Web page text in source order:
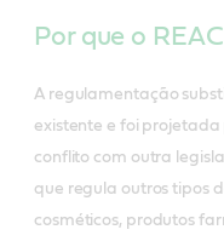
Por que o
A regulamentação
existente e foi
conflito com outra
que regula outros tipos
cosméticos, produtos